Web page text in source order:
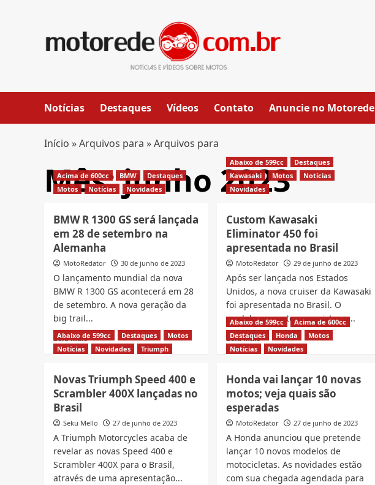
Notícias Destaques Vídeos Contato Anuncie no Motorede
Início »Arquivos para »Arquivos para
Mês:junho 2023
Acima de 600cc BMW
Destaques
Motos
Notícias Novidades
BMW R 1300 GS será lançada
em 28 de setembro na
Alemanha
MotoRedator 30 de junho de 2023
O lançamento mundial da nova
BMW R 1300 GS acontecerá em 28
de setembro. A nova geração da
big trail...
Leia MaisRead
more
R
1300
lançada
em
28
de
setembro
Abaixo de 599cc
Destaques
Kawasaki
Motos
Notícias
Novidades
Custom Kawasaki
Eliminator 450 foi
apresentada no Brasil
MotoRedator 29 de junho de 2023
Após ser lançada nos Estados
Unidos, a nova cruiser da Kawasaki
foi apresentada no Brasil. O
modelo promete conquistar o...
Leia MaisRead
more
Kawasaki
Eliminator
450
apresentada
no
Brasil
Abaixo de 599cc Destaques
Motos
Notícias
Novidades Triumph
Novas Triumph Speed 400 e
Scrambler 400X lançadas no
Brasil
Seku Mello 27 de junho de 2023
A Triumph Motorcycles acaba de
revelar as novas Speed 400 e
Scrambler 400X para o Brasil,
através de uma apresentação...
Abaixo de 599cc
Acima de 600cc
Destaques
Honda
Motos
Notícias
Novidades
Honda vai lançar 10 novas
motos; veja quais são
esperadas
MotoRedator 27 de junho de 2023
A Honda anunciou que pretende
lançar 10 novos modelos de
motocicletas. As novidades estão
com sua chegada agendada para